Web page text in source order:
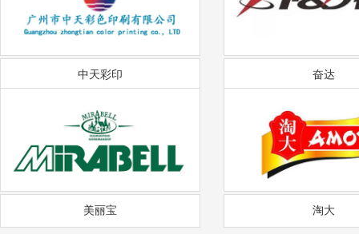
中天彩印 奋达
美丽宝 淘大